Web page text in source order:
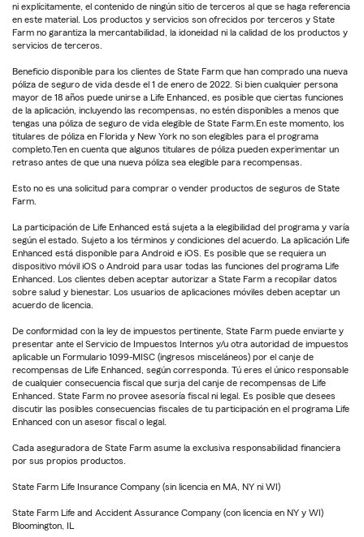
ni explícitamente, el contenido de ningún sitio de terceros al que se haga referencia
en este material. Los productos y servicios son ofrecidos por terceros y State
Farm no garantiza la mercantabilidad, la idoneidad ni la calidad de los productos y
servicios de terceros.
Beneficio disponible para los clientes de State Farm que han comprado una nueva
póliza de seguro de vida desde el 1 de enero de 2022. Si bien cualquier persona
mayor de 18 años puede unirse a Life Enhanced, es posible que ciertas funciones
de la aplicación, incluyendo las recompensas, no estén disponibles a menos que
tengas una póliza de seguro de vida elegible de State Farm.En este momento, los
titulares de póliza en Florida y New York no son elegibles para el programa
completo.Ten en cuenta que algunos titulares de póliza pueden experimentar un
retraso antes de que una nueva póliza sea elegible para recompensas.
Esto no es una solicitud para comprar o vender productos de seguros de State
Farm.
La participación de Life Enhanced está sujeta a la elegibilidad del programa y varía
según el estado. Sujeto a los términos y condiciones del acuerdo. La aplicación Life
Enhanced está disponible para Android e iOS. Es posible que se requiera un
dispositivo móvil iOS o Android para usar todas las funciones del programa Life
Enhanced. Los clientes deben aceptar autorizar a State Farm a recopilar datos
sobre salud y bienestar. Los usuarios de aplicaciones móviles deben aceptar un
acuerdo de licencia.
De conformidad con la ley de impuestos pertinente, State Farm puede enviarte y
presentar ante el Servicio de Impuestos Internos y/u otra autoridad de impuestos
aplicable un Formulario 1099-MISC (ingresos misceláneos) por el canje de
recompensas de Life Enhanced, según corresponda. Tú eres el único responsable
de cualquier consecuencia fiscal que surja del canje de recompensas de Life
Enhanced. State Farm no provee asesoría fiscal ni legal. Es posible que desees
discutir las posibles consecuencias fiscales de tu participación en el programa Life
Enhanced con un asesor fiscal o legal.
Cada aseguradora de State Farm asume la exclusiva responsabilidad financiera
por sus propios productos.
State Farm Life Insurance Company (sin licencia en MA, NY ni WI)
State Farm Life and Accident Assurance Company (con licencia en NY y WI)
Bloomington, IL